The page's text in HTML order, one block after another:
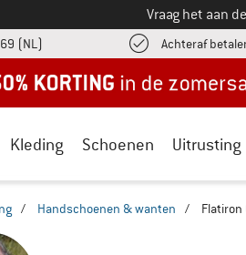
Vraag het aan
(NL) Achteraf
Kleding Schoenen Uitrusting
/ Handschoenen & wanten / Flatiron